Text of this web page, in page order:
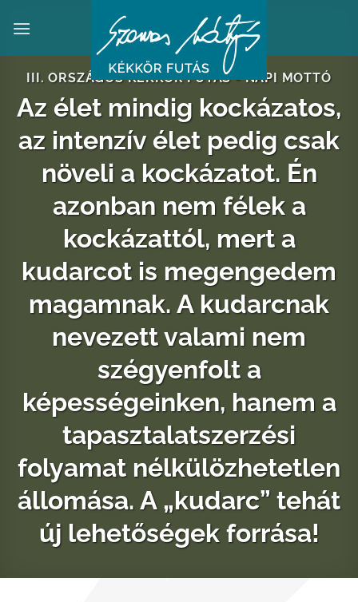
III. ORSZÁGOS KÉKKÖR FUTÁS - NAPI MOTTÓ
Az élet mindig kockázatos,
az intenzív élet pedig csak
növeli a kockázatot. Én
azonban nem félek a
kockázattól, mert a
kudarcot is megengedem
magamnak. A kudarcnak
nevezett valami nem
szégyenfolt a
képességeinken, hanem a
tapasztalatszerzési
folyamat nélkülözhetetlen
állomása. A „kudarc” tehát
új lehetőségek forrása!